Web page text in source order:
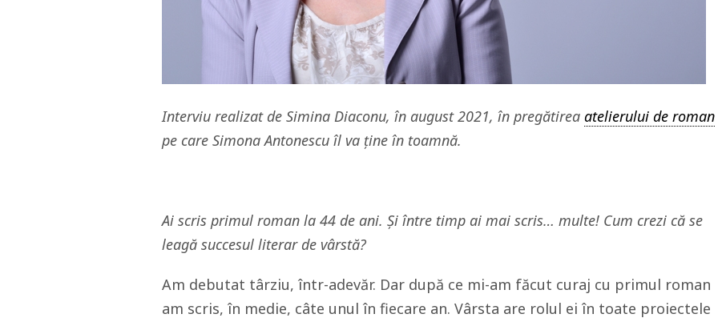
Interviu realizat de Simina Diaconu, în august 2021, în pregătirea atelierului de roman
pe care Simona Antonescu îl va ține în toamnă.
Ai scris primul roman la 44 de ani. Și între timp ai mai scris… multe! Cum crezi că se
leagă succesul literar de vârstă?
Am debutat târziu, într-adevăr. Dar după ce mi-am făcut curaj cu primul roman
am scris, în medie, câte unul în fiecare an. Vârsta are rolul ei în toate proiectele